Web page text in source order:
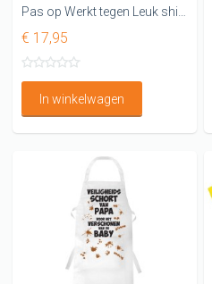
€ 17,95
In winkelwagen